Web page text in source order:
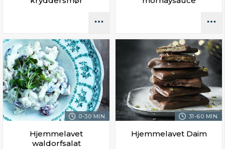
0-30 MIN.
Hjemmelavet
waldorfsalat
31-60 MIN.
Hjemmelavet Daim